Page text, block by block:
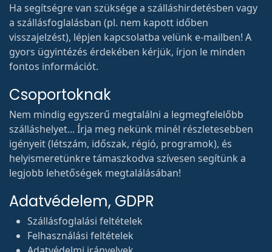
Ha segítségre van szüksége a szálláshirdetésben vagy
a szállásfoglalásban (pl. nem kapott időben
visszajelzést), lépjen kapcsolatba velünk e-mailben! A
gyors ügyintézés érdekében kérjük, írjon le minden
fontos információt.
Csoportoknak
Nem mindig egyszerű megtalálni a legmegfelelőbb
szálláshelyet... Írja meg nekünk minél részletesebben
igényeit (létszám, időszak, régió, programok), és
helyismeretünkre támaszkodva szívesen segítünk a
legjobb lehetőségek megtalálásában!
Adatvédelem, GDPR
Szállásfoglalási feltételek
Felhasználási feltételek